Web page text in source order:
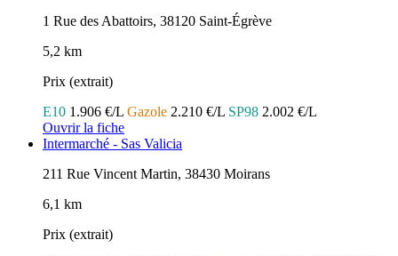
1 Rue des Abattoirs, 38120 Saint-Égrève
5,2 km
Prix (extrait)
E10 1.906 €/L Gazole 2.210 €/L SP98 2.002 €/L
Ouvrir la fiche
Intermarché - Sas Valicia
211 Rue Vincent Martin, 38430 Moirans
6,1 km
Prix (extrait)